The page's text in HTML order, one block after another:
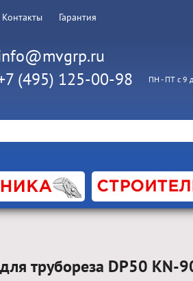
Контакты Гарантия
(495) 125-00-98 ПН - ПТ с 9
трубореза DP50 KN-